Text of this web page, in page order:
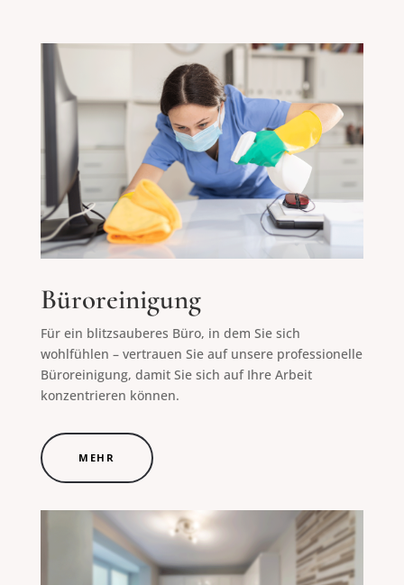
Büroreinigung
Für ein blitzsauberes Büro, in dem Sie sich
wohlfühlen – vertrauen Sie auf unsere professionelle
Büroreinigung, damit Sie sich auf Ihre Arbeit
konzentrieren können.
MEHR